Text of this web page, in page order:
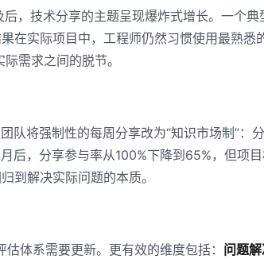
，技术分享的主题呈现爆炸式增长。一个典
在实际项目中，工程师仍然习惯使用最熟悉
需求之间的脱节。
队将强制性的每周分享改为“知识市场制”：
后，分享参与率从100%下降到65%，但项
到解决实际问题的本质。
体系需要更新。更有效的维度包括： 问题